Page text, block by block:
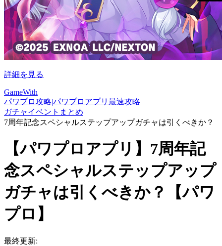
詳細を見る
GameWith
パワプロ攻略|パワプロアプリ最速攻略
ガチャイベントまとめ
7周年記念スペシャルステップアップガチャは引くべきか？
【パワプロアプリ】7周年記
念スペシャルステップアップ
ガチャは引くべきか？【パワ
プロ】
最終更新: